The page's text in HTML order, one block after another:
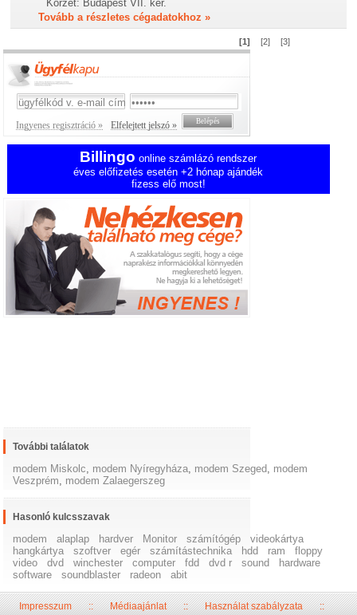
Körzet: Budapest VII. ker.
Tovább a részletes cégadatokhoz »
[1] [2] [3]
Ingyenes regisztráció » Elfelejtett jelszó »
Billingo online számlázó rendszer
éves előfizetés esetén +2 hónap ajándék
fizess elő most!
További találatok
modem Miskolc, modem Nyíregyháza, modem Szeged, modem
Veszprém, modem Zalaegerszeg
Hasonló kulcsszavak
modem alaplap hardver Monitor számítógép
videokártya
hangkártya
szoftver egér számítástechnika hdd ram
floppy
video
dvd winchester computer fdd dvd r sound
hardware
software
soundblaster radeon abit
Impresszum::Médiaajánlat::Használat szabályzata::